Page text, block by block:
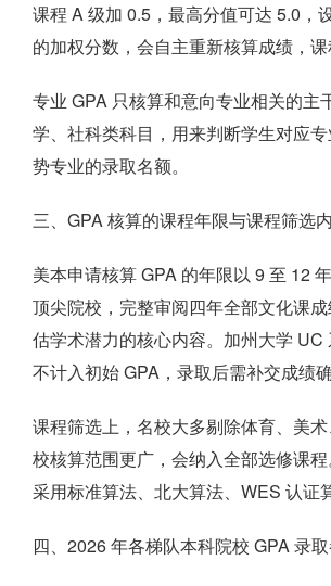
课程 A 级加 0.5，最高分值可达 5.0，
的加权分数，会自主重新核算成绩，
专业 GPA 只核算和意向专业相关的
学、社科类科目，用来判断学生对应
势专业的录取名额。
三、GPA 核算的课程年限与课程筛选
美本申请核算 GPA 的年限以 9 至 12
顶尖院校，完整审阅四年全部文化课
估学术潜力的核心内容。加州大学
不计入初始 GPA，录取后需补交成绩
课程筛选上，名校大多剔除体育、美
校核算范围更广，会纳入全部选修课
采用标准算法、北大算法、WES 认证
四、2026 年各梯队本科院校 GPA 录